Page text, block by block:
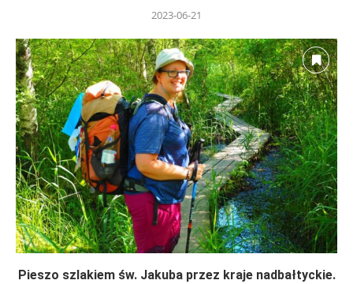
2023-06-21
Pieszo szlakiem św. Jakuba przez kraje nadbałtyckie.